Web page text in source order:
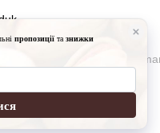
Турецкие сладости
Purple
отзыв